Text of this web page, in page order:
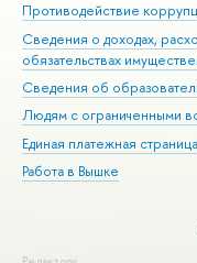
Противодействие
Сведения о доходах,
обязательствах
Сведения об
Людям с ограниченными
Единая платежная страница
Работа в Вышке